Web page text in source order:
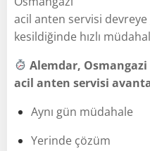
acil anten servisi
kesildiğinde hızlı
Alemdar, Osmangazi
acil anten servisi
Aynı gün müdahale
Yerinde çözüm